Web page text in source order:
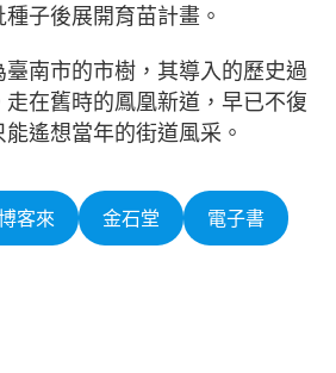
子後展開育苗計畫。
南市的市樹，其導入的歷史過
在舊時的鳳凰新道，早已不復
遙想當年的街道風采。
客來 金石堂 電子書